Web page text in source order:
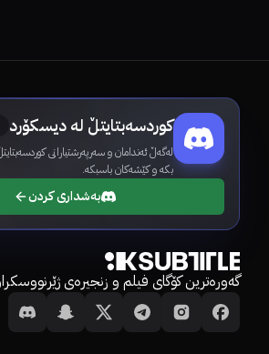
کوردسەبتایتڵ لە دیسکۆرد
لەگەڵ ئەندامان و سەرپەرشتیارانی
بکە و کێشەکان باسبکە.
بەشداری کردن
گەورەترین کۆگای فیلم و زنجیرەی